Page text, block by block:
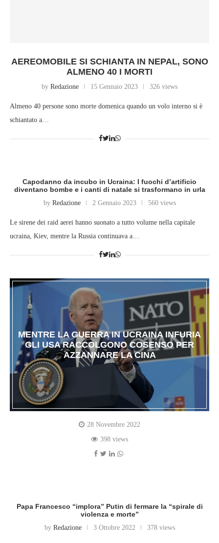
AEREOMOBILE SI SCHIANTA IN NEPAL, SONO
ALMENO 40 I MORTI
by Redazione 15 Gennaio 2023 326 views
Almeno 40 persone sono morte domenica quando un volo interno si è
schiantato a…
Capodanno da incubo in Ucraina: I fuochi d’artificio
diventano bombe e i canti di natale si trasformano in urla
by Redazione 2 Gennaio 2023 560 views
Le sirene dei raid aerei hanno suonato a tutto volume nella capitale
ucraina, Kiev, mentre la Russia continuava a…
MENTRE LA GUERRA IN UCRAINA INFURIA
GLI USA RACCOLGONO COSENSO PER
AZZANNARE LA CINA
28 Novembre 2022
398 views
Papa Francesco “implora” Putin di fermare la “spirale di
violenza e morte”
by Redazione 3 Ottobre 2022 378 views